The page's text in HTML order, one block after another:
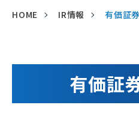
HOME IR情報 有価証
有価証